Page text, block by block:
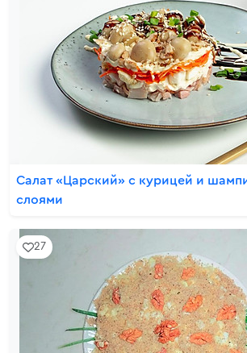
Салат «Царский» с курицей и
слоями
27